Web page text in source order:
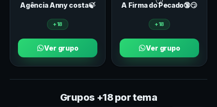
Agência Anny costa🍃
+18
Ver grupo
A Firma do Pecado🔞😏
+18
Ver grupo
Grupos +18 por tema